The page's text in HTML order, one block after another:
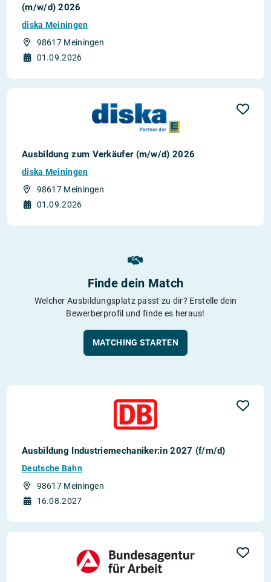
(m/w/d) 2026
diska Meiningen
98617 Meiningen
01.09.2026
Ausbildung zum Verkäufer (m/w/d) 2026
diska Meiningen
98617 Meiningen
01.09.2026
Finde dein Match
Welcher Ausbildungsplatz passt zu dir? Erstelle dein
Bewerberprofil und finde es heraus!
MATCHING STARTEN
Ausbildung Industriemechaniker:in 2027 (f/m/d)
Deutsche Bahn
98617 Meiningen
16.08.2027